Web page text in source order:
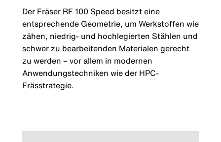
Der Fräser RF 100 Speed besitzt eine
entsprechende Geometrie, um Werkstoffen wie
zähen, niedrig- und hochlegierten Stählen und
schwer zu bearbeitenden Materialen gerecht
zu werden – vor allem in modernen
Anwendungstechniken wie der HPC-
Frässtrategie.